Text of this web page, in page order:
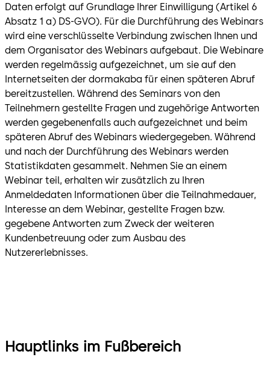
Daten erfolgt auf Grundlage Ihrer Einwilligung (Artikel 6
Absatz 1 a) DS-GVO). Für die Durchführung des Webinars
wird eine verschlüsselte Verbindung zwischen Ihnen und
dem Organisator des Webinars aufgebaut. Die Webinare
werden regelmässig aufgezeichnet, um sie auf den
Internetseiten der dormakaba für einen späteren Abruf
bereitzustellen. Während des Seminars von den
Teilnehmern gestellte Fragen und zugehörige Antworten
werden gegebenenfalls auch aufgezeichnet und beim
späteren Abruf des Webinars wiedergegeben. Während
und nach der Durchführung des Webinars werden
Statistikdaten gesammelt. Nehmen Sie an einem
Webinar teil, erhalten wir zusätzlich zu Ihren
Anmeldedaten Informationen über die Teilnahmedauer,
Interesse an dem Webinar, gestellte Fragen bzw.
gegebene Antworten zum Zweck der weiteren
Kundenbetreuung oder zum Ausbau des
Nutzererlebnisses.
Hauptlinks im Fußbereich